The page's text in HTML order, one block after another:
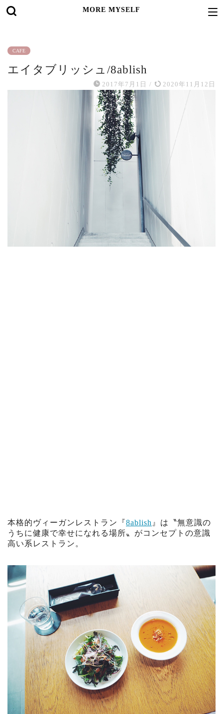
MORE MYSELF
CAFE
エイタブリッシュ/8ablish
2017年7月1日 / 2020年11月12日
本格的ヴィーガンレストラン『8ablish 』は〝無意識の
うちに健康で幸せになれる場所〟がコンセプトの意識
高い系レストラン。